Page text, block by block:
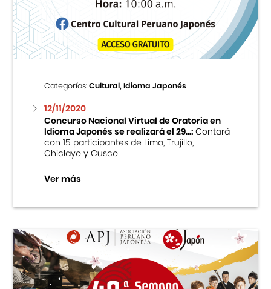
Centro Cultural Peruano Japonés
Cursos
Museo de la Inmigración Japonesa
Fondo Editorial
Teatro Peruano Japonés
Categorías:Cultural, Idioma Japonés
12/11/2020
Concurso Nacional Virtual de Oratoria en
Idioma Japonés se realizará el 29...:Contará
con 15 participantes de Lima, Trujillo,
Chiclayo y Cusco
Ver más